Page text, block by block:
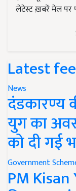
लेटेस्ट ख़बरें मेल पर
Latest
News
दंडकारण्य
युग का
को दी गई
Government
PM